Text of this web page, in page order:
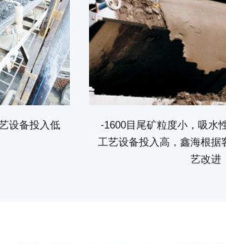
设备投入低
-1600目尾矿粒度小，吸水
工艺设备投入高，鑫海根据
艺改进